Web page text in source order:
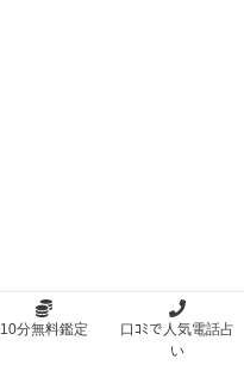
10分無料鑑定
口ｺﾐで人気電話占
い